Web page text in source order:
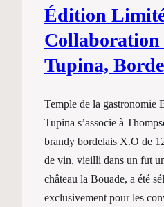
Édition
Collaboration
Tupina,
Temple de la gastronomie
Tupina s’associe à
brandy bordelais X.O de
de vin, vieilli dans un fut
château la Bouade, a été
exclusivement pour les